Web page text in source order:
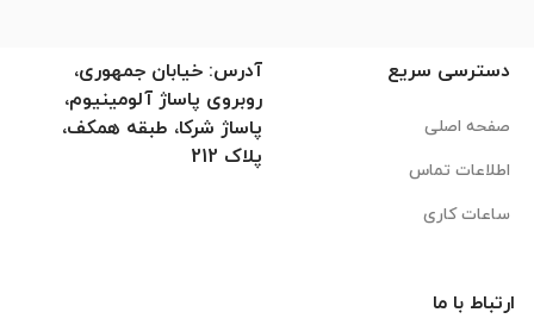
دسترسی سریع
صفحه اصلی
اطلاعات تماس
ساعات کاری
آدرس: خیابان جمهوری،
روبروی پاساژ آلومینیوم،
پاساژ شرکا، طبقه همکف،
پلاک 212
ارتباط با ما